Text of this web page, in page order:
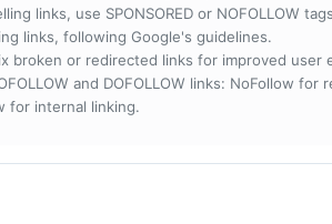
links, use SPONSORED or NOFOLLOW
links, following Google's guidelines.
broken or redirected links for improved user
and DOFOLLOW links: NoFollow for
for internal linking.